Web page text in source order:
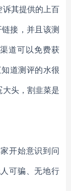
其提供的上百
接，并且该测
道可以免费获
道测评的水很
头，割韭菜是
开始意识到问
可骗、无地行